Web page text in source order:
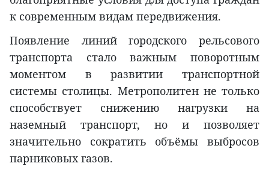
к современным видам передвижения.
Появление линий городского рельсового
транспорта стало важным поворотным
моментом в развитии транспортной
системы столицы. Метрополитен не только
способствует снижению нагрузки на
наземный транспорт, но и позволяет
значительно сократить объёмы выбросов
парниковых газов.